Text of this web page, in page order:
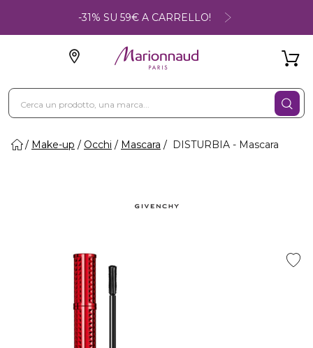
-31% SU 59€ A CARRELLO!
Make-up Occhi Mascara DISTURBIA - Mascara